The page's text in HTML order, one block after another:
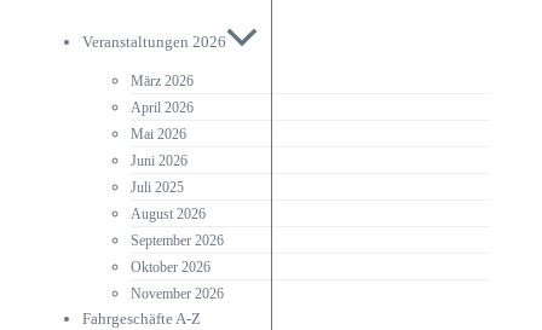
Veranstaltungen 2026
März 2026
April 2026
Mai 2026
Juni 2026
Juli 2025
August 2026
September 2026
Oktober 2026
November 2026
Fahrgeschäfte A-Z